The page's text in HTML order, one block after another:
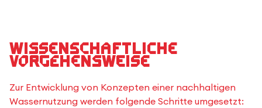
Wissenschaftliche
Vorgehensweise
Zur Entwicklung von Konzepten einer nachhaltigen
Wassernutzung werden folgende Schritte umgesetzt: